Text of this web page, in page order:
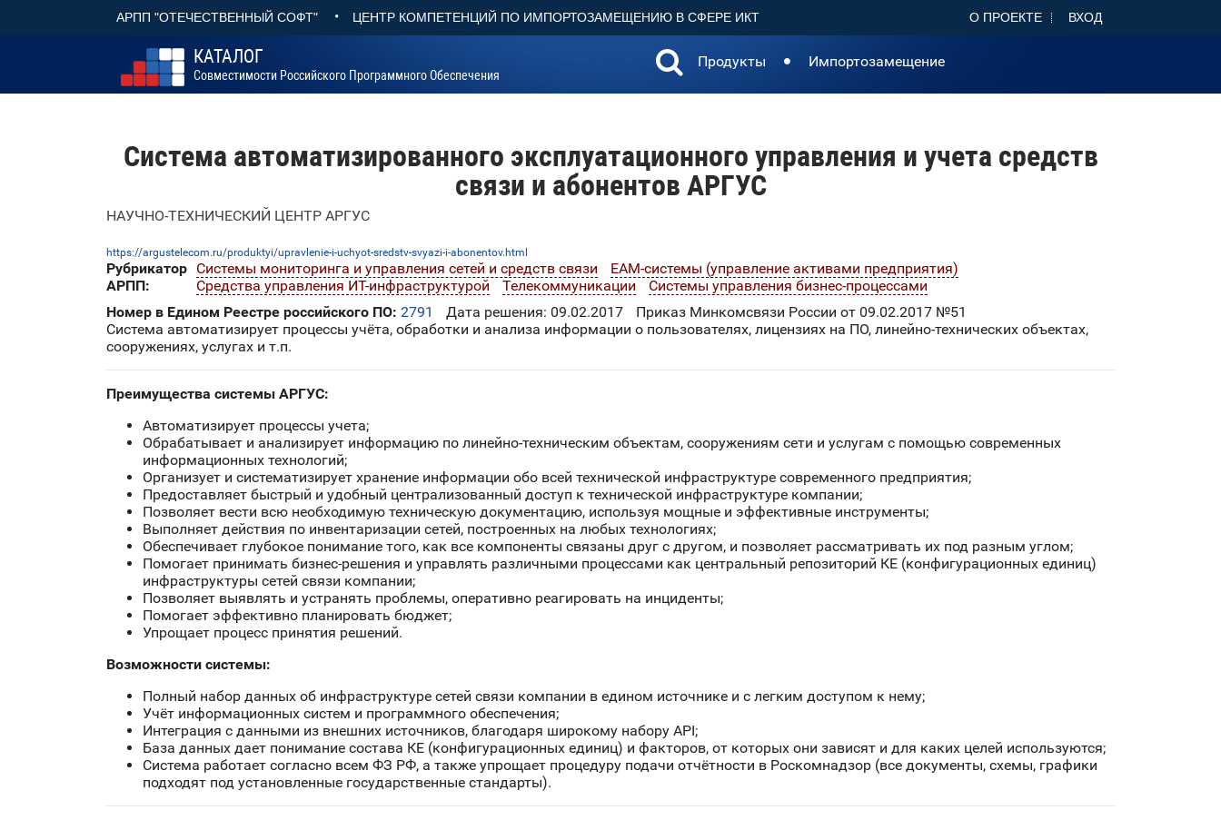
АРПП "ОТЕЧЕСТВЕННЫЙ СОФТ" • ЦЕНТР КОМПЕТЕНЦИЙ ПО ИМПОРТОЗАМЕЩЕНИЮ В СФЕРЕ ИКТ О ПРОЕКТЕ ВХОД
КАТАЛОГ
Совместимости Российского Программного Обеспечения
Продукты Импортозамещение
Система автоматизированного эксплуатационного управления и учета средств
связи и абонентов АРГУС
НАУЧНО-ТЕХНИЧЕСКИЙ ЦЕНТР АРГУС
https://argustelecom.ru/produktyi/upravlenie-i-uchyot-sredstv-svyazi-i-abonentov.html
Рубрикатор
АРПП:
Системы мониторинга и управления сетей и средств связи
EAM-системы (управление активами предприятия)
Средства управления ИТ-инфраструктурой
Телекоммуникации
Системы управления бизнес-процессами
Номер в Едином Реестре российского ПО: 2791 Дата решения: 09.02.2017
Приказ Минкомсвязи России от 09.02.2017 №51
Система автоматизирует процессы учёта, обработки и анализа информации о пользователях, лицензиях на ПО, линейно-технических объектах,
сооружениях, услугах и т.п.
Преимущества системы АРГУС:
Автоматизирует процессы учета;
Обрабатывает и анализирует информацию по линейно-техническим объектам, сооружениям сети и услугам с помощью современных
информационных технологий;
Организует и систематизирует хранение информации обо всей технической инфраструктуре современного предприятия;
Предоставляет быстрый и удобный централизованный доступ к технической инфраструктуре компании;
Позволяет вести всю необходимую техническую документацию, используя мощные и эффективные инструменты;
Выполняет действия по инвентаризации сетей, построенных на любых технологиях;
Обеспечивает глубокое понимание того, как все компоненты связаны друг с другом, и позволяет рассматривать их под разным углом;
Помогает принимать бизнес-решения и управлять различными процессами как центральный репозиторий КЕ (конфигурационных единиц)
инфраструктуры сетей связи компании;
Позволяет выявлять и устранять проблемы, оперативно реагировать на инциденты;
Помогает эффективно планировать бюджет;
Упрощает процесс принятия решений.
Возможности системы:
Полный набор данных об инфраструктуре сетей связи компании в едином источнике и с легким доступом к нему;
Учёт информационных систем и программного обеспечения;
Интеграция с данными из внешних источников, благодаря широкому набору API;
База данных дает понимание состава КЕ (конфигурационных единиц) и факторов, от которых они зависят и для каких целей используются;
Система работает согласно всем ФЗ РФ, а также упрощает процедуру подачи отчётности в Роскомнадзор (все документы, схемы, графики
подходят под установленные государственные стандарты).